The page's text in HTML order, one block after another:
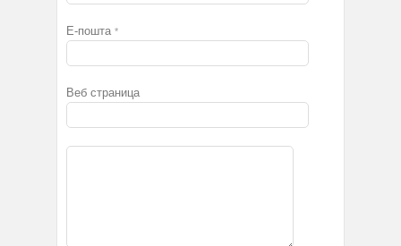
Е-пошта *
Веб страница